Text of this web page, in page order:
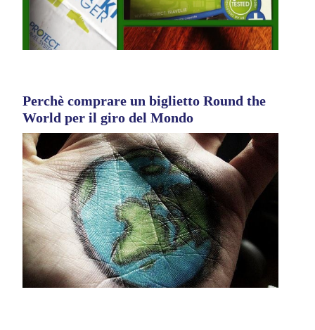
Perchè comprare un biglietto Round the
World per il giro del Mondo